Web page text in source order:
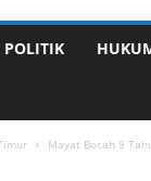
POLITIK
Mayat Bocah 9